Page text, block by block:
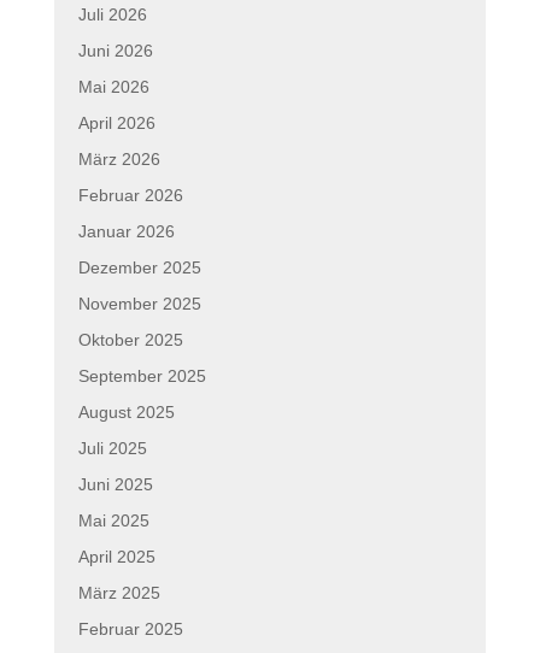
Juli 2026
Juni 2026
Mai 2026
April 2026
März 2026
Februar 2026
Januar 2026
Dezember 2025
November 2025
Oktober 2025
September 2025
August 2025
Juli 2025
Juni 2025
Mai 2025
April 2025
März 2025
Februar 2025